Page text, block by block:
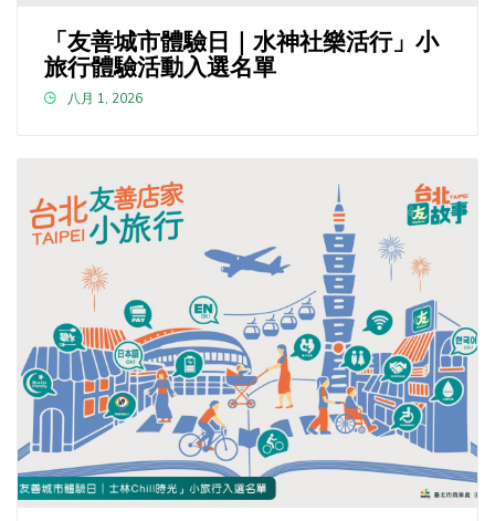
「友善城市體驗日｜水神社樂活行」小
旅行體驗活動入選名單
八月 1, 2026